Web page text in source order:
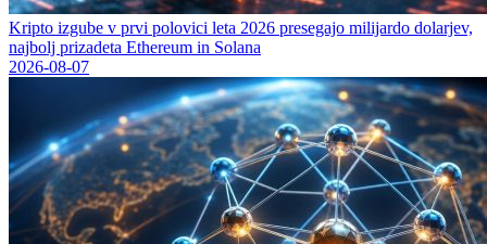
Kripto izgube v prvi polovici leta 2026 presegajo milijardo dolarjev,
najbolj prizadeta Ethereum in Solana
2026-08-07